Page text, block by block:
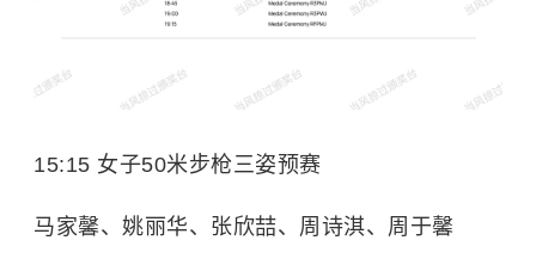
15:15 女子50米步枪三姿预赛
马家馨、姚丽华、张欣喆、周诗淇、周于馨